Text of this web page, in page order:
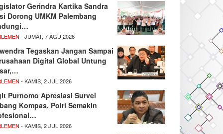
Gerindra Kartika Sandra
Dorong UMKM Palembang
- JUMAT, 7 AGU 2026
Tegaskan Jangan Sampai
Digital Global Untung
- KAMIS, 2 JUL 2026
Purnomo Apresiasi Survei
Kompas, Polri Semakin
- KAMIS, 2 JUL 2026